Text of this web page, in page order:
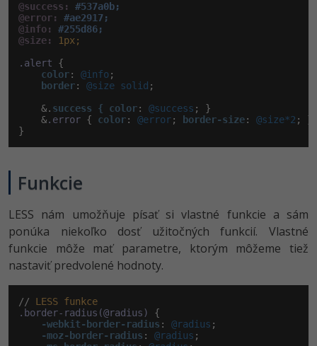
@success:
#537a0b;
@error:
#ae2917;
@info:
#255d86;
@size:
1px;
.alert {
color: @info;
border: @size solid ;
    &.
success { color: @success ; }
    &
.error { color: @error; border-size: @size*2 ; }
}
Funkcie
LESS nám umožňuje písať si vlastné funkcie a sám
ponúka niekoľko dosť užitočných funkcií. Vlastné
funkcie môže mať parametre, ktorým môžeme tiež
nastaviť predvolené hodnoty.
// LESS funkce
.border-radius(@radius)
{
-webkit-border-radius : @radius ;
-moz-border-radius : @radius ;